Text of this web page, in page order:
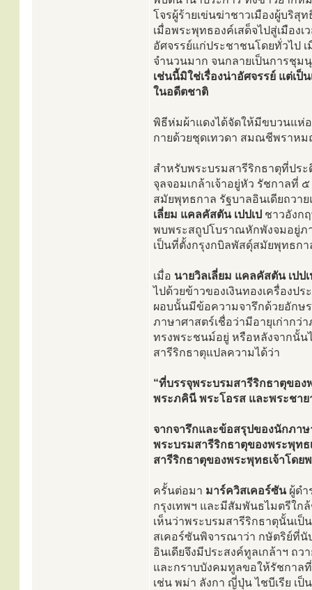
โจรผู้ร้ายเข่นฆ่าชาวเมืองผู้บริ
เมื่อพระพุทธองค์เสด็จไปสู่เมือง
อัศจรรย์แก่ประชาชนโดยทั่วไป
จำนวนมาก จนกลายเป็นการชุ
เช่นนี้มิใช่เรื่องน่าอัศจรรย์ แต่เ
ในอดีตชาติ
พิธีห่มผ้าแดงได้จัดให้มีขบวนแห่
กายด้วยชุดเทวดา สมณชีพราห
สำหรับพระบรมสารีริกธาตุที่ปร
จุลจอมเกล้าเจ้าอยู่หัว รัชกาลที่
สมัยพุทธกาล รัฐบาลอินเดียถว
เลี่ยม แคลคัสตัน เปปเป ชาวอังก
พบพระสถูปโบราณหักพังจมอยู่ภ
เป็นที่ตั้งกรุงกบิลพัสดุ์สมัยพุทธกา
เมื่อ นายวิลเลี่ยม แคลคัสตัน เปปเ
ไปด้วยข้าวของเงินทองเครื่องป
ผอบนั้นมีข้อความจารึกด้วยอัก
ภาษาศาสตร์เชื่อว่ามีอายุเก่ากว่
ทรงพระชนม์อยู่ หรือหลังจากนั้
สารีริกธาตุแปลความได้ว่า
“ที่บรรจุพระบรมสารีริกธาตุของ
พระภคินี พระโอรส และพระชาย
จากจารึกและข้อสรุปของนักภา
พระบรมสารีริกธาตุของพระพุทธ
สารีริกธาตุของพระพุทธเจ้าโด
ครั้นต่อมา มาร์ควิสเคอร์ซันผู้ดำ
กรุงเทพฯ และมีสัมพันธไมตรีใก
เห็นว่าพระบรมสารีริกธาตุนั้นเ
สเคอร์ซันพิจารณาว่า กษัตริย์ที่นั
อินเดียจึงมีประสงค์ทูลเกล้าฯ ถ
และกราบบังคมทูลขอให้รัชกาล
เช่น พม่า ลังกา ญี่ปุ่น ไชบีเรีย เป็